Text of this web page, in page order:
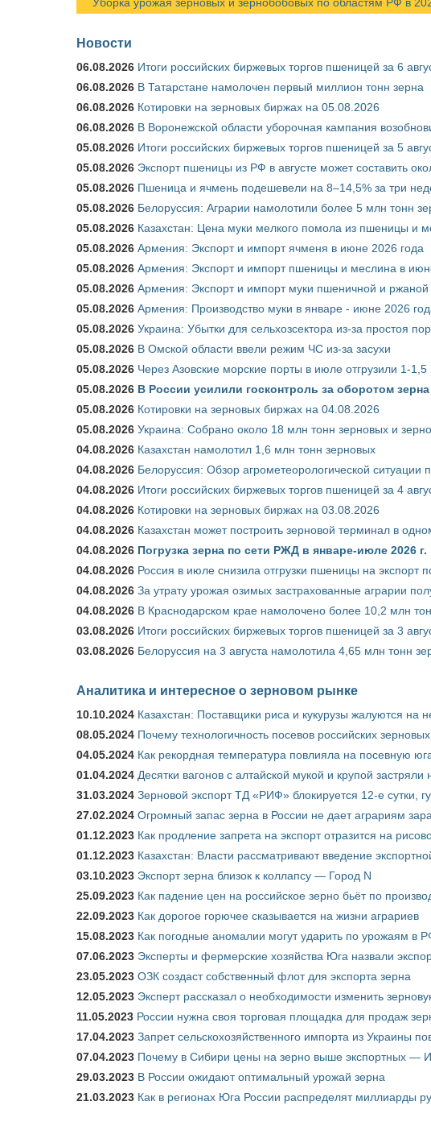
Новости
06.08.2026 Итоги российских биржевых торгов пшеницей за 6
06.08.2026 В Татарстане намолочен первый миллион тонн зерна
06.08.2026 Котировки на зерновых биржах на 05.08.2026
06.08.2026 В Воронежской области уборочная кампания
05.08.2026 Итоги российских биржевых торгов пшеницей за 5
05.08.2026 Экспорт пшеницы из РФ в августе может составить
05.08.2026 Пшеница и ячмень подешевели на 8–14,5% за три
05.08.2026 Белоруссия: Аграрии намолотили более 5 млн тонн
05.08.2026 Казахстан: Цена муки мелкого помола из пшеницы и
05.08.2026 Армения: Экспорт и импорт ячменя в июне 2026 года
05.08.2026 Армения: Экспорт и импорт пшеницы и меслина в
05.08.2026 Армения: Экспорт и импорт муки пшеничной и
05.08.2026 Армения: Производство муки в январе - июне 2026
05.08.2026 Украина: Убытки для сельхозсектора из-за простоя
05.08.2026 В Омской области ввели режим ЧС из-за засухи
05.08.2026 Через Азовские морские порты в июле отгрузили 1-
05.08.2026 В России усилили госконтроль за оборотом зерна
05.08.2026 Котировки на зерновых биржах на 04.08.2026
05.08.2026 Украина: Собрано около 18 млн тонн зерновых и
04.08.2026 Казахстан намолотил 1,6 млн тонн зерновых
04.08.2026 Белоруссия: Обзор агрометеорологической ситуации
04.08.2026 Итоги российских биржевых торгов пшеницей за 4
04.08.2026 Котировки на зерновых биржах на 03.08.2026
04.08.2026 Казахстан может построить зерновой терминал в
04.08.2026 Погрузка зерна по сети РЖД в январе-июле 2026
04.08.2026 Россия в июле снизила отгрузки пшеницы на экспорт
04.08.2026 За утрату урожая озимых застрахованные аграрии
04.08.2026 В Краснодарском крае намолочено более 10,2 млн
03.08.2026 Итоги российских биржевых торгов пшеницей за 3
03.08.2026 Белоруссия на 3 августа намолотила 4,65 млн тонн
Аналитика и интересное о зерновом рынке
10.10.2024 Казахстан: Поставщики риса и кукурузы жалуются на
08.05.2024 Почему технологичность посевов российских
04.05.2024 Как рекордная температура повлияла на посевную
01.04.2024 Десятки вагонов с алтайской мукой и крупой
31.03.2024 Зерновой экспорт ТД «РИФ» блокируется 12-е сутки,
27.02.2024 Огромный запас зерна в России не дает аграриям
01.12.2023 Как продление запрета на экспорт отразится на
01.12.2023 Казахстан: Власти рассматривают введение
03.10.2023 Экспорт зерна близок к коллапсу — Город N
25.09.2023 Как падение цен на российское зерно бьёт по
22.09.2023 Как дорогое горючее сказывается на жизни аграриев
15.08.2023 Как погодные аномалии могут ударить по урожаям в
07.06.2023 Эксперты и фермерские хозяйства Юга назвали
23.05.2023 ОЗК создаст собственный флот для экспорта зерна
12.05.2023 Эксперт рассказал о необходимости изменить
11.05.2023 России нужна своя торговая площадка для продаж
17.04.2023 Запрет сельскохозяйственного импорта из Украины
07.04.2023 Почему в Сибири цены на зерно выше экспортных —
29.03.2023 В России ожидают оптимальный урожай зерна
21.03.2023 Как в регионах Юга России распределят миллиарды